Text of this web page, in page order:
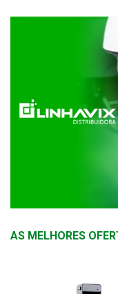
AS MELHORES